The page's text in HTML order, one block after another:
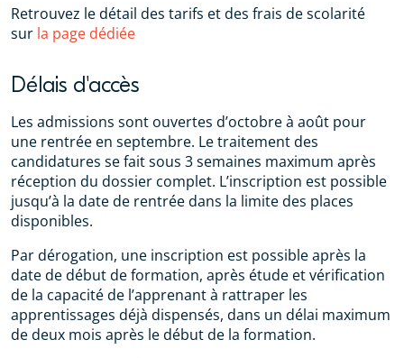
Retrouvez le détail des tarifs et des frais de scolarité
sur la page dédiée
Délais d'accès
Les admissions sont ouvertes d’octobre à août pour
une rentrée en septembre. Le traitement des
candidatures se fait sous 3 semaines maximum après
réception du dossier complet. L’inscription est possible
jusqu’à la date de rentrée dans la limite des places
disponibles.
Par dérogation, une inscription est possible après la
date de début de formation, après étude et vérification
de la capacité de l’apprenant à rattraper les
apprentissages déjà dispensés, dans un délai maximum
de deux mois après le début de la formation.